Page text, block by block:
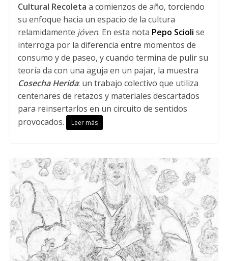
Cultural Recoleta a comienzos de año, torciendo
su enfoque hacia un espacio de la cultura
relamidamente jóven. En esta nota Pepo Scioli se
interroga por la diferencia entre momentos de
consumo y de paseo, y cuando termina de pulir su
teoría da con una aguja en un pajar, la muestra
Cosecha Herida: un trabajo colectivo que utiliza
centenares de retazos y materiales descartados
para reinsertarlos en un circuito de sentidos
provocados.
Leer más